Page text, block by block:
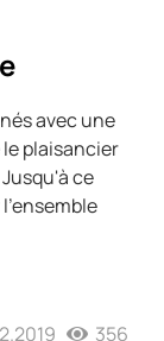
avec une
plaisancier
ce
l'ensemble
356